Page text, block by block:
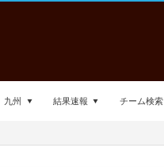
九州 結果速報 チーム検索